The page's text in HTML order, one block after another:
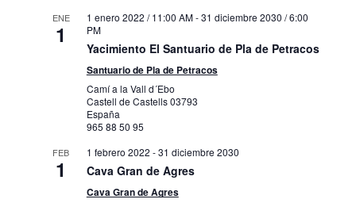
ENE
1
1 enero 2022 / 11:00 AM-31 diciembre 2030 / 6:00
PM
Yacimiento El Santuario de Pla de Petracos
Santuario de Pla de Petracos
Camí a la Vall d´Ebo
Castell de Castells03793
España
965 88 50 95
FEB
1
1 febrero 2022 -31 diciembre 2030
Cava Gran de Agres
Cava Gran de Agres